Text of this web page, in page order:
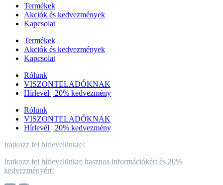
Termékek
Akciók és kedvezmények
Kapcsolat
Termékek
Akciók és kedvezmények
Kapcsolat
Rólunk
VISZONTELADÓKNAK
Hírlevél | 20% kedvezmény
Rólunk
VISZONTELADÓKNAK
Hírlevél | 20% kedvezmény
Iratkozz fel hírlevelünkre!
Iratkozz fel hírlevelünkre hasznos információkért és 20%
kedvezményért!